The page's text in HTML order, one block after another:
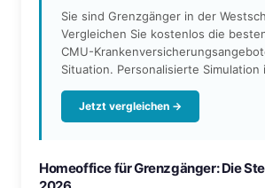
Sie sind Grenzgänger in der
Vergleichen Sie kostenlos die
CMU-
Situation. Personalisierte
Jetzt vergleichen →
Homeoffice für Grenzgänger: Die